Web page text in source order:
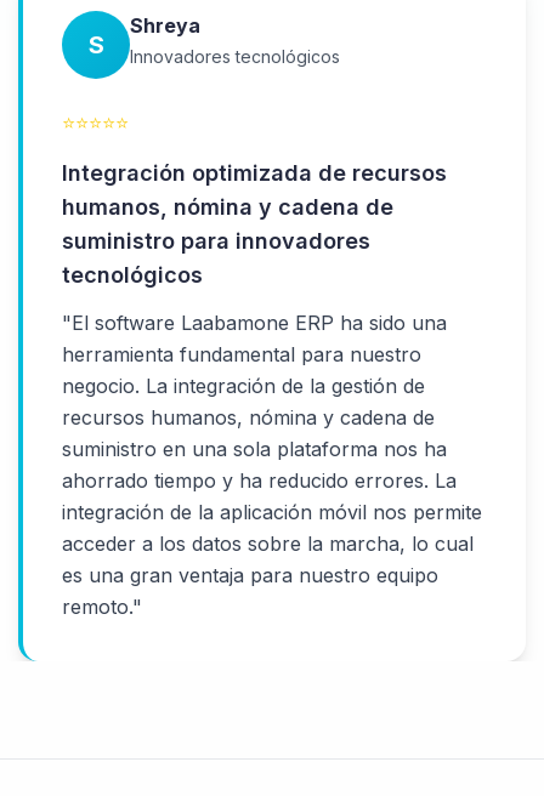
S
Shreya
Innovadores tecnológicos
⭐⭐⭐⭐⭐
Integración optimizada de recursos
humanos, nómina y cadena de
suministro para innovadores
tecnológicos
"El software Laabamone ERP ha sido una
herramienta fundamental para nuestro
negocio. La integración de la gestión de
recursos humanos, nómina y cadena de
suministro en una sola plataforma nos ha
ahorrado tiempo y ha reducido errores. La
integración de la aplicación móvil nos permite
acceder a los datos sobre la marcha, lo cual
es una gran ventaja para nuestro equipo
remoto."